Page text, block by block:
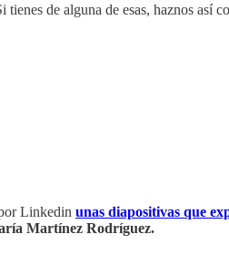
de alguna de esas, haznos así
Linkedin unas diapositivas que
Martínez Rodríguez.